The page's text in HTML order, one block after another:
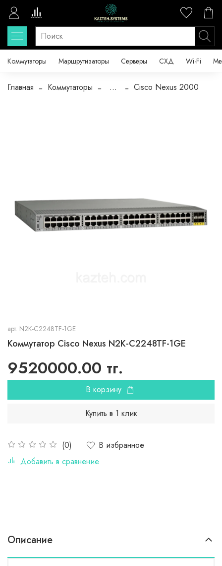
Коммутаторы Маршрутизаторы Серверы СХД Wi-Fi
Главная Коммутаторы ... Cisco Nexus 2000
арт. N2K-C2248TF-1GE
Коммутатор Cisco Nexus N2K-C2248TF-1GE
(0)
В избранное
Добавить в сравнение
9520000.00 тг.
В корзину
Купить в 1 клик
Описание